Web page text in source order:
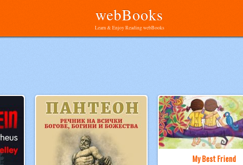
webBooks
Learn & Enjoy Reading webBooks
My Best Friend